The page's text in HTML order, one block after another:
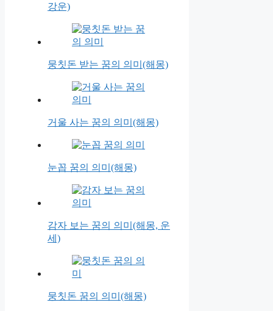
강운)
뭉칫돈 받는 꿈의 의미(해몽)
거울 사는 꿈의 의미(해몽)
눈꼽 꿈의 의미(해몽)
감자 보는 꿈의 의미(해몽, 운
세)
뭉칫돈 꿈의 의미(해몽)